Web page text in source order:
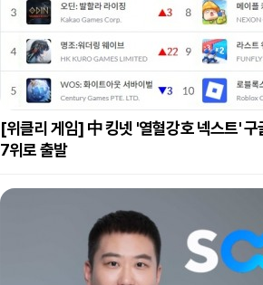
[위클리 게임] 中 킹넷 '열혈강호 넥스트' 구
7위로 출발